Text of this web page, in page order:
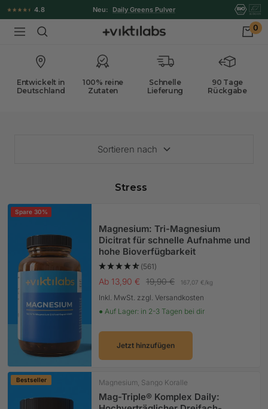
Direkt
zum
Inhalt
4.8 Kostenloser Versand ab 49 € *
Navigation Viktilabs 0
Entwickelt in
Deutschland
100% reine
Zutaten
Schnelle
Lieferung
90 Tage
Rückgabe
Sortieren nach
Stress
Spare 30%
Magnesium: Tri-Magnesium
Dicitrat für schnelle Aufnahme und
hohe Bioverfügbarkeit
(561)
Angebotspreis
Ab 13,90 € Regulärer Preis
19,90 € 167,07 €/kg
Inkl. MwSt. zzgl. Versandkosten
● Auf Lager: in 2-3 Tagen bei dir
Jetzt hinzufügen
Bestseller Magnesium, Sango Koralle
Mag-Triple® Komplex Daily: